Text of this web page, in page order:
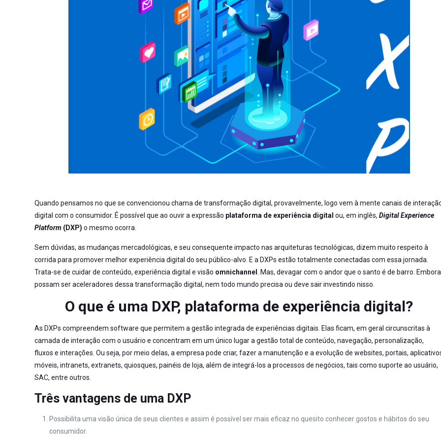
Quando pensamos no que se convencionou chama de transformação digital, provavelmente, logo vem à mente canais de
digital com o consumidor. É possível que ao ouvir a expressão plataforma de experiência digital ou, em inglês,Digital Experience
Platform (DXP) o mesmo ocorra.
Sem dúvidas, as mudanças mercadológicas, e seu consequente impacto nas arquiteturas tecnológicas, dizem muito respeito à
corrida para promover melhor experiência digital do seu público-alvo. E a DXPs estão totalmente conectadas com essa jornada.
Trata-se de cuidar de conteúdo, experiência digital e visão omnichannel
. Mas, devagar com o andor que o santo é de barro.
possam ser aceleradores dessa transformação digital, nem todo mundo precisa ou deve sair investindo nisso.
O que é uma DXP, plataforma de experiência digital?
As DXPs compreendem software que permitem a gestão integrada de experiências digitais. Elas ficam, em geral circunscritas à
camada de interação com o usuário e concentram em um único lugar a gestão total de conteúdo, navegação, personalização,
fluxos e interações. Ou seja, por meio delas, a empresa pode criar, fazer a manutenção e a evolução de websites, portais,
móveis, intranets, extranets, quiosques, painéis de loja, além de integrá-los a processos de negócios, tais como suporte ao usuário,
SAC, entre outros.
Três vantagens de uma DXP
Possibilita uma visão única de seus clientes e assim é possível ser mais eficaz no quesito conhecer gostos e hábitos do seu
consumidor.